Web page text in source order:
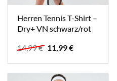
Herren Tennis T-Shirt –
Dry+ VN schwarz/rot
14,99€ Ursprünglicher
Preis
war:
14,99 €
11,99€Aktueller
ist:
11,99 €.